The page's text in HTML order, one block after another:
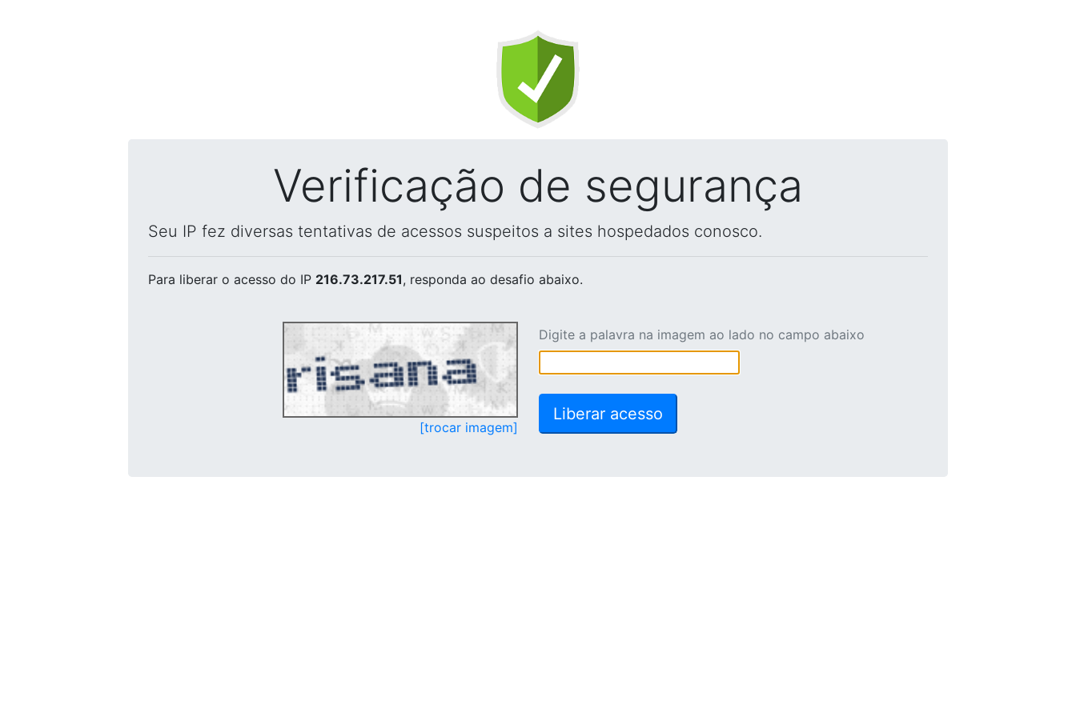
Verificação de segurança
Seu IP fez diversas tentativas de acessos suspeitos a sites hospedados conosco.
Para liberar o acesso do IP 216.73.217.51, responda ao desafio abaixo.
[trocar imagem]
Digite a palavra na imagem ao lado no campo abaixo